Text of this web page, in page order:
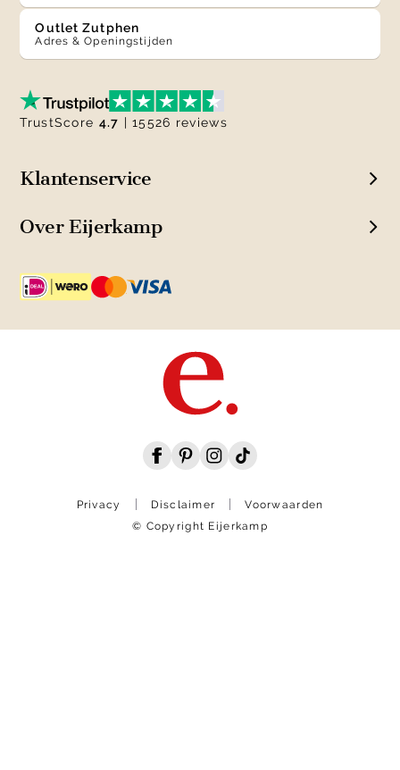
Outlet Zutphen
Adres & Openingstijden
Klantenservice
Over Eijerkamp
TrustScore 4.7 | 15526 reviews
Privacy Disclaimer
Voorwaarden
© Copyright Eijerkamp